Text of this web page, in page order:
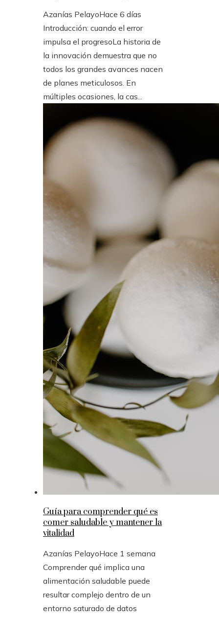
Azanías PelayoHace 6 días
Introducción: cuando el error
impulsa el progresoLa historia de
la innovación demuestra que no
todos los grandes avances nacen
de planes meticulosos. En
múltiples ocasiones, la cas...
Guía para comprender qué es
comer saludable y mantener la
vitalidad
Azanías PelayoHace 1 semana
Comprender qué implica una
alimentación saludable puede
resultar complejo dentro de un
entorno saturado de datos